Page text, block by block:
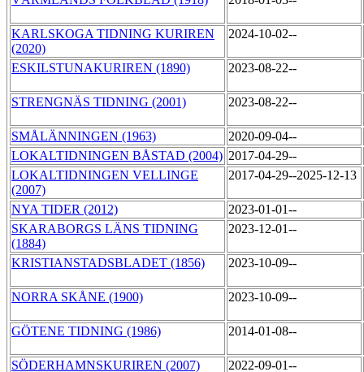
KARLSKOGA TIDNING KURIREN
(2020)
2024-10-02--
ESKILSTUNAKURIREN (1890) 2023-08-22--
STRENGNÄS TIDNING (2001) 2023-08-22--
SMÅLÄNNINGEN (1963)
2020-09-04--
LOKALTIDNINGEN BÅSTAD (2004) 2017-04-29--
LOKALTIDNINGEN VELLINGE
(2007)
2017-04-29--2025-12-13
NYA TIDER (2012)
2023-01-01--
SKARABORGS LÄNS TIDNING
(1884)
2023-12-01--
KRISTIANSTADSBLADET (1856) 2023-10-09--
NORRA SKÅNE (1900) 2023-10-09--
GÖTENE TIDNING (1986) 2014-01-08--
SÖDERHAMNSKURIREN (2007) 2022-09-01--